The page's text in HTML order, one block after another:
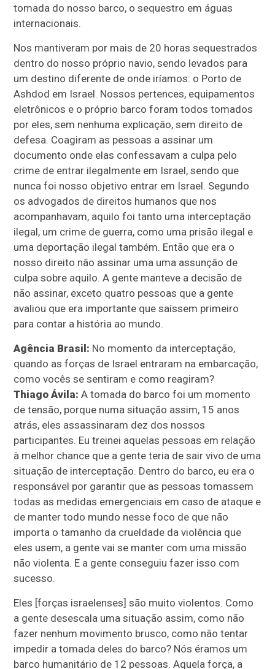
tomada do nosso barco, o sequestro em águas
internacionais.
Nos mantiveram por mais de 20 horas sequestrados
dentro do nosso próprio navio, sendo levados para
um destino diferente de onde iríamos: o Porto de
Ashdod em Israel. Nossos pertences, equipamentos
eletrônicos e o próprio barco foram todos tomados
por eles, sem nenhuma explicação, sem direito de
defesa. Coagiram as pessoas a assinar um
documento onde elas confessavam a culpa pelo
crime de entrar ilegalmente em Israel, sendo que
nunca foi nosso objetivo entrar em Israel. Segundo
os advogados de direitos humanos que nos
acompanhavam, aquilo foi tanto uma interceptação
ilegal, um crime de guerra, como uma prisão ilegal e
uma deportação ilegal também. Então que era o
nosso direito não assinar uma uma assunção de
culpa sobre aquilo. A gente manteve a decisão de
não assinar, exceto quatro pessoas que a gente
avaliou que era importante que saíssem primeiro
para contar a história ao mundo.
Agência Brasil: No momento da interceptação,
quando as forças de Israel entraram na embarcação,
como vocês se sentiram e como reagiram?
Thiago Ávila: A tomada do barco foi um momento
de tensão, porque numa situação assim, 15 anos
atrás, eles assassinaram dez dos nossos
participantes. Eu treinei aquelas pessoas em relação
à melhor chance que a gente teria de sair vivo de uma
situação de interceptação. Dentro do barco, eu era o
responsável por garantir que as pessoas tomassem
todas as medidas emergenciais em caso de ataque e
de manter todo mundo nesse foco de que não
importa o tamanho da crueldade da violência que
eles usem, a gente vai se manter com uma missão
não violenta. E a gente conseguiu fazer isso com
sucesso.
Eles [forças israelenses] são muito violentos. Como
a gente desescala uma situação assim, como não
fazer nenhum movimento brusco, como não tentar
impedir a tomada deles do barco? Nós éramos um
barco humanitário de 12 pessoas. Aquela força, a